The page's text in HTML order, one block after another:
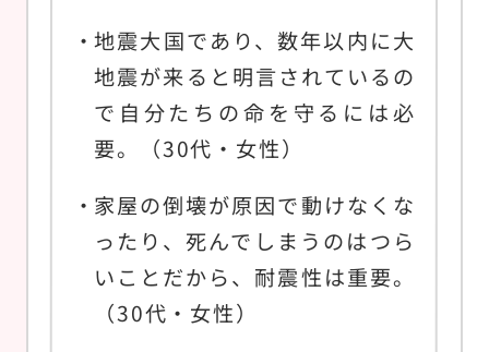
地震大国であり、数年以内に大
地震が来ると明言されているの
で自分たちの命を守るには必
要。（30代・女性）
家屋の倒壊が原因で動けなくな
ったり、死んでしまうのはつら
いことだから、耐震性は重要。
（30代・女性）